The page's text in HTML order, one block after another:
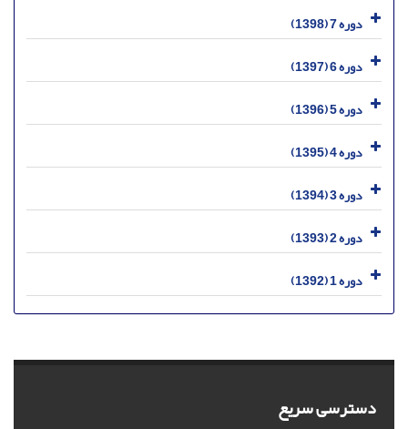
دوره 7 (1398)
دوره 6 (1397)
دوره 5 (1396)
دوره 4 (1395)
دوره 3 (1394)
دوره 2 (1393)
دوره 1 (1392)
دسترسی سریع